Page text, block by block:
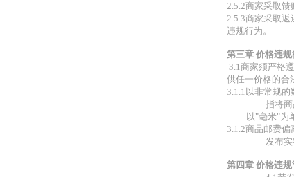
2.5.2商家采取
2.5.3商家采取
违规行为。
第三章 价格违规
3.1商家须严格
供任一价格的合
3.1.1以非常规的
指将
以"毫米"为
3.1.2商品邮费偏
发布
第四章 价格违规